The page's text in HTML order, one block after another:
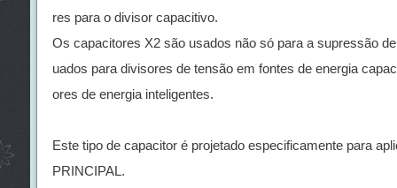
res para o divisor capacitivo.
Os capacitores X2 são usados não só para a supressão
uados para divisores de tensão em fontes de energia
ores de energia inteligentes.
Este tipo de capacitor é projetado especificamente para
PRINCIPAL.